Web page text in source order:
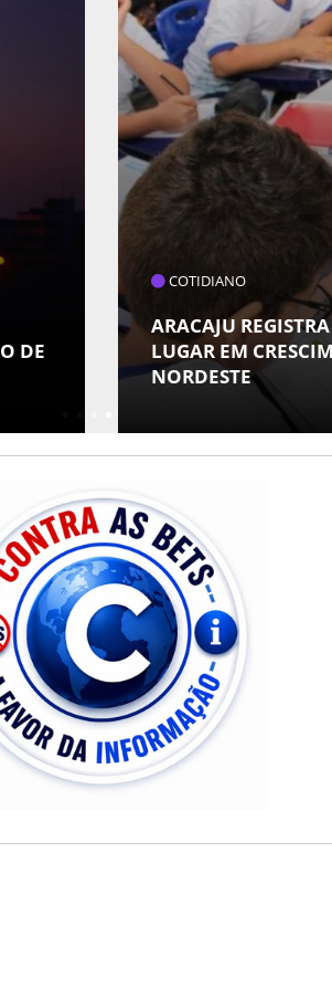
COTIDIANO
1ª TURMA DO TRT-
USAR
PRECEDENTES